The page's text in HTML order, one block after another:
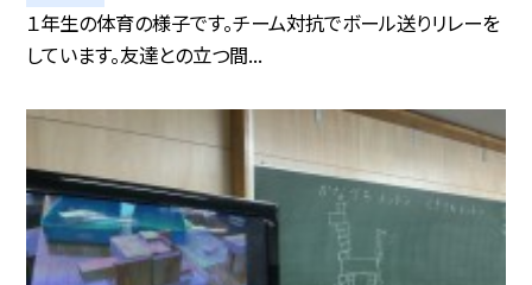
１年生の体育の様子です。チーム対抗でボール送りリレーを
しています。友達との立つ間...